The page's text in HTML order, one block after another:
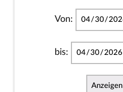
Von:
bis:
Anzeigen